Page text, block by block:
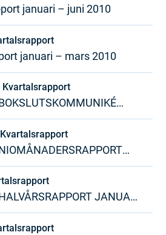
januari – juni 2010
januari – mars 2010
Kvartalsrapport
2009
Kvartalsrapport
2009
JANUARI